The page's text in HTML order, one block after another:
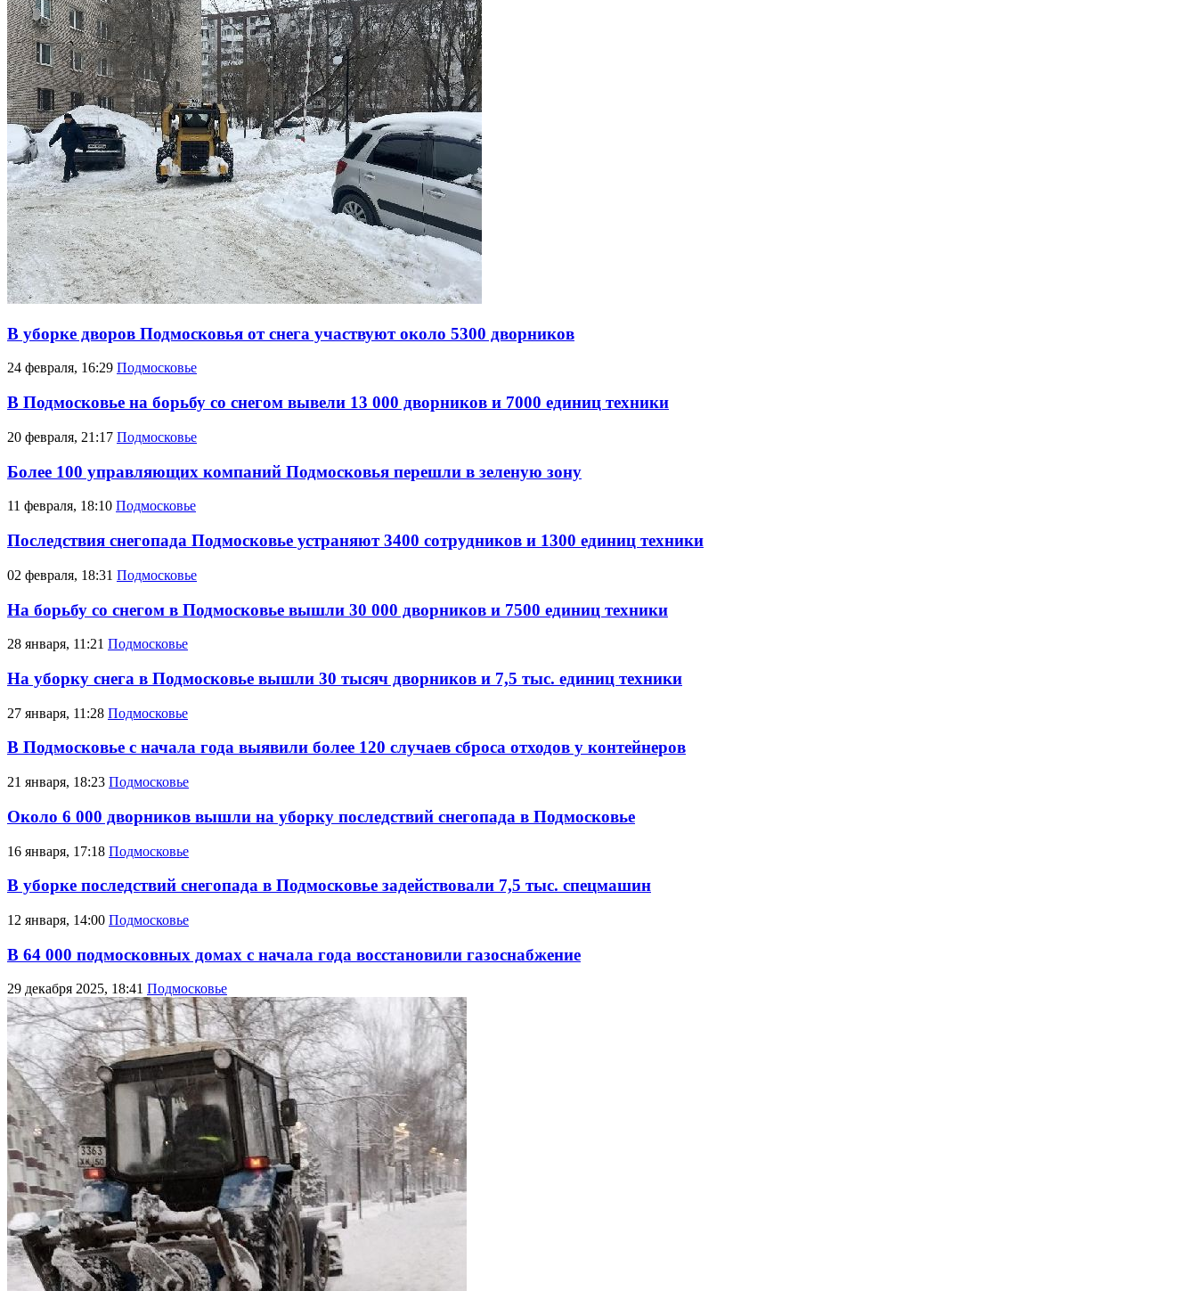
В уборке дворов Подмосковья от снега участвуют около 5300 дворников
24 февраля, 16:29 Подмосковье
В Подмосковье на борьбу со снегом вывели 13 000 дворников и 7000 единиц техники
20 февраля, 21:17 Подмосковье
Более 100 управляющих компаний Подмосковья перешли в зеленую зону
11 февраля, 18:10 Подмосковье
Последствия снегопада Подмосковье устраняют 3400 сотрудников и 1300 единиц техники
02 февраля, 18:31 Подмосковье
На борьбу со снегом в Подмосковье вышли 30 000 дворников и 7500 единиц техники
28 января, 11:21 Подмосковье
На уборку снега в Подмосковье вышли 30 тысяч дворников и 7,5 тыс. единиц техники
27 января, 11:28 Подмосковье
В Подмосковье с начала года выявили более 120 случаев сброса отходов у контейнеров
21 января, 18:23 Подмосковье
Около 6 000 дворников вышли на уборку последствий снегопада в Подмосковье
16 января, 17:18 Подмосковье
В уборке последствий снегопада в Подмосковье задействовали 7,5 тыс. спецмашин
12 января, 14:00 Подмосковье
В 64 000 подмосковных домах с начала года восстановили газоснабжение
29 декабря 2025, 18:41 Подмосковье